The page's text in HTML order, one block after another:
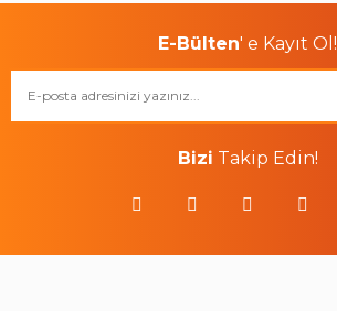
E-Bülten' e Kayıt Ol!
Bizi Takip Edin!